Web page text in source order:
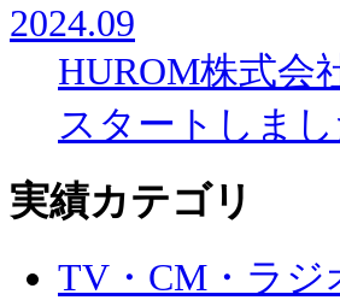
2024.09
HUROM株式会
スタートしまし
実績カテゴリ
TV・CM・ラジ